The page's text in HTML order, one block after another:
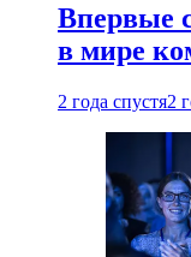
Впервые
в мире
2 года спустя2